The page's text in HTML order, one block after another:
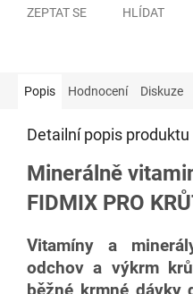
ZEPTAT SE HLÍDAT
Popis Hodnocení Diskuze
Detailní popis produktu
Minerálně
FIDMIX PRO
Vitamíny a
odchov a výkrm